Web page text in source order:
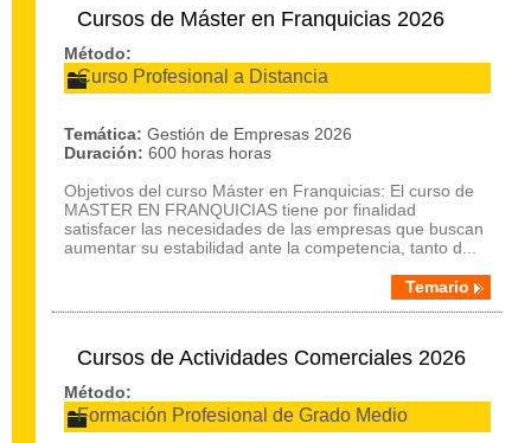
Cursos de Máster en Franquicias 2026
Método:
Curso Profesional a Distancia
Temática: Gestión de Empresas 2026
Duración: 600 horas horas
Objetivos del curso Máster en Franquicias: El curso de
MASTER EN FRANQUICIAS tiene por finalidad
satisfacer las necesidades de las empresas que buscan
aumentar su estabilidad ante la competencia, tanto d...
Temario
Cursos de Actividades Comerciales 2026
Método:
Formación Profesional de Grado Medio